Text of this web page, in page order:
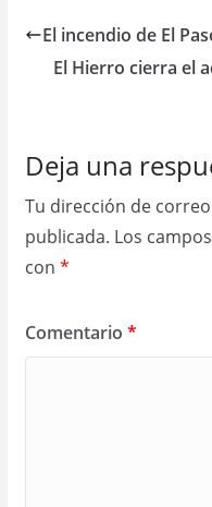
El incendio de El
El Hierro cierra el
Deja una
Tu dirección de
publicada. Los
con *
Comentario *